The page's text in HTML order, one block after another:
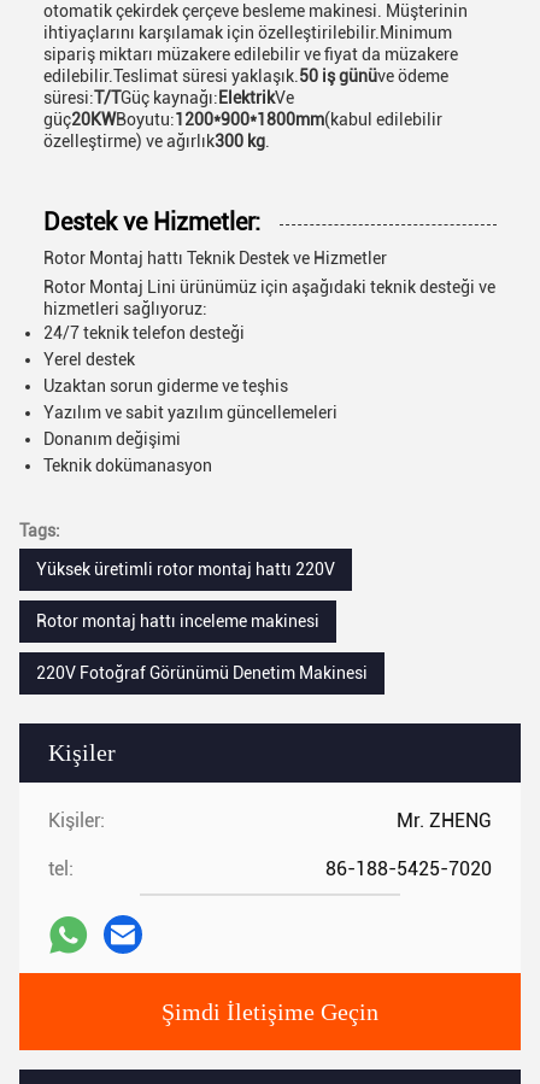
Kişiler
Kişiler: Mr. ZHENG
tel: 86-188-5425-7020
Şimdi İletişime Geçin
otomatik çekirdek çerçeve besleme makinesi. Müşterinin
ihtiyaçlarını karşılamak için özelleştirilebilir.Minimum
sipariş miktarı müzakere edilebilir ve fiyat da müzakere
edilebilir.Teslimat süresi yaklaşık. 50 iş günüve ödeme
süresi:T/TGüç kaynağı: ElektrikVe
güç20KWBoyutu:1200*900*1800mm(kabul edilebilir
özelleştirme) ve ağırlık300 kg
Destek ve Hizmetler:
Rotor Montaj hattı Teknik Destek ve Hizmetler
Rotor Montaj Lini ürünümüz için aşağıdaki teknik desteği ve
hizmetleri sağlıyoruz:
24/7 teknik telefon desteği
Yerel destek
Uzaktan sorun giderme ve teşhis
Yazılım ve sabit yazılım güncellemeleri
Donanım değişimi
Teknik dokümanasyon
Tags:
Yüksek üretimli rotor montaj hattı 220V
Rotor montaj hattı inceleme makinesi
220V Fotoğraf Görünümü Denetim Makinesi